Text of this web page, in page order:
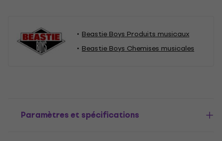
Beastie Boys Produits musicaux
Beastie Boys Chemises musicales
Paramètres et spécifications